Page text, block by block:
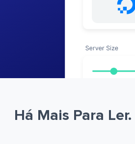
Há Mais Para Ler.